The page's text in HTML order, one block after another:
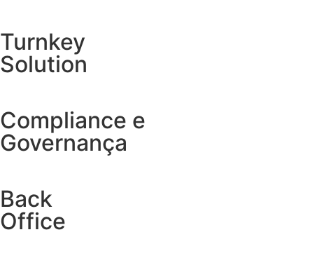
Turnkey
Solution
Compliance e
Governança
Back
Office